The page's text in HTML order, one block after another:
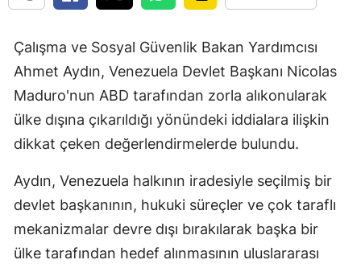
Çalışma ve Sosyal Güvenlik Bakan Yardımcısı
Ahmet Aydın, Venezuela Devlet Başkanı Nicolas
Maduro'nun ABD tarafından zorla alıkonularak
ülke dışına çıkarıldığı yönündeki iddialara ilişkin
dikkat çeken değerlendirmelerde bulundu.
Aydın, Venezuela halkının iradesiyle seçilmiş bir
devlet başkanının, hukuki süreçler ve çok taraflı
mekanizmalar devre dışı bırakılarak başka bir
ülke tarafından hedef alınmasının uluslararası